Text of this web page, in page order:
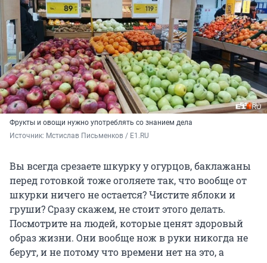
Фрукты и овощи нужно употреблять со знанием дела
Источник: Мстислав Письменков / E1.RU
Вы всегда срезаете шкурку у огурцов, баклажаны
перед готовкой тоже оголяете так, что вообще от
шкурки ничего не остается? Чистите яблоки и
груши? Сразу скажем, не стоит этого делать.
Посмотрите на людей, которые ценят здоровый
образ жизни. Они вообще нож в руки никогда не
берут, и не потому что времени нет на это, а